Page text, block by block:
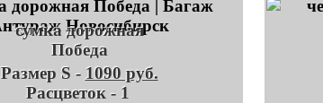
сумка дорожная
Победа
Размер S - 1090 руб.
Расцветок - 1